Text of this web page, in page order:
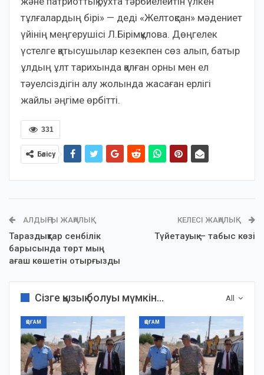
тұлғалардың бірі» — деді «Желтоқсан» мәдениет
үйінің меңгерушісі Л.Бірімқұлова. Дөңгелек
үстелге қатысушылар кезекпен сөз алып, батыр
ұлдың ұлт тарихында қалған орны мен ел
тәуелсіздігін алу жолында жасаған ерлігі
жайлы әңгіме өрбітті.
331
Бөлісу
АЛДЫҢҒЫ ЖАҢАЛЫҚ
Тараздықтар сенбілік
барысында төрт мың
ағаш көшетін отырғызды
КЕЛЕСІ ЖАҢАЛЫҚ
Түйетауық — табыс көзі
All
Сізге қызық болуы мүмкін...
ҚОҒАМ ҚОҒАМ